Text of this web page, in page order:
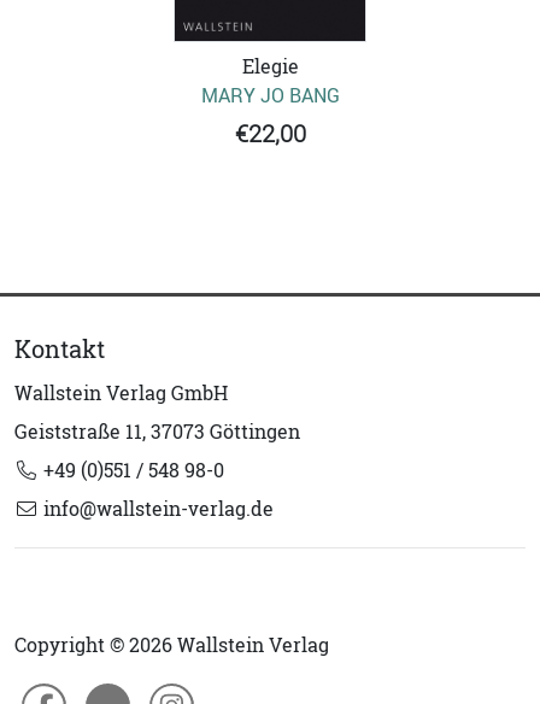
Elegie
MARY JO BANG
€22,00
Kontakt
Wallstein Verlag GmbH
Geiststraße 11, 37073 Göttingen
+49 (0)551 / 548 98-0
info@wallstein-verlag.de
Copyright © 2026 Wallstein Verlag